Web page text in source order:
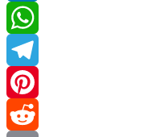
LinkedIn
WhatsApp
Telegram
Pinterest